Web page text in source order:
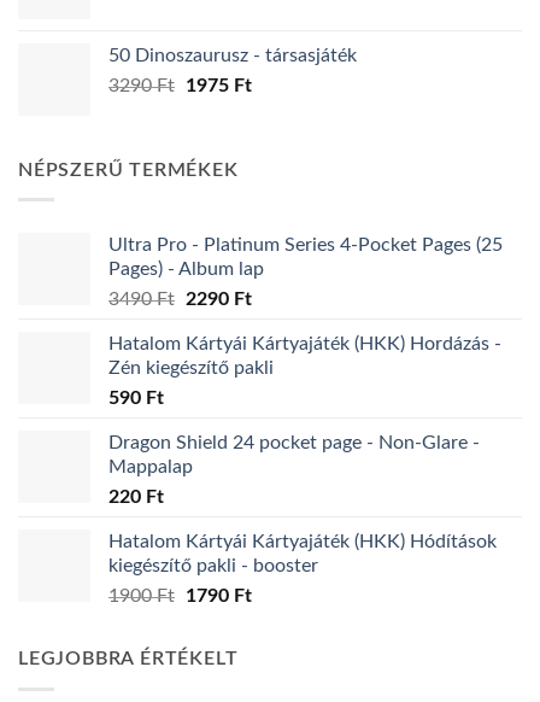
9990 Ft.5495 Ft.
50 Dinoszaurusz - társasjáték
3290Ft
Original
3290 Ft.
1975 FtCurrent
NÉPSZERŰ TERMÉKEK
Ultra Pro - Platinum Series 4-Pocket Pages (25
Pages) - Album lap
3490Ft
Original
was:
3490 Ft.
2290 FtCurrent
is:
2290 Ft.
Hatalom Kártyái Kártyajáték (HKK) Hordázás -
Zén kiegészítő pakli
590 Ft
Dragon Shield 24 pocket page - Non-Glare -
Mappalap
220 Ft
Hatalom Kártyái Kártyajáték (HKK) Hódítások
kiegészítő pakli - booster
1900Ft
Original
was:
1900 Ft.
1790 FtCurrent
LEGJOBBRA ÉRTÉKELT